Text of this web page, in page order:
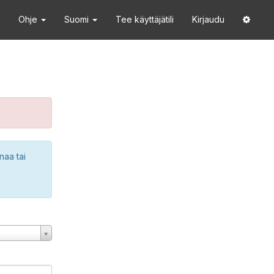
Ohje Suomi Tee käyttäjätili Kirjaudu
tai